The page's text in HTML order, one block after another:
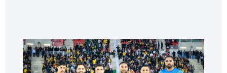
ووسط القارة. ​وسيكون نادي الرجاء الرياضي على موعد مع
مواجهة المتأهل من المباراة التي تجمع بين إيل كانيمي
واريورز النيجيري ونادي أوديب ممثل […]